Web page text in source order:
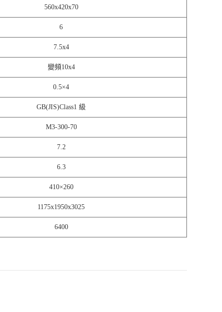
560x420x70
6
7.5x4
變頻10x4
0.5×4
GB(JIS)Class1 級
M3-300-70
7.2
6.3
410×260
1175x1950x3025
6400